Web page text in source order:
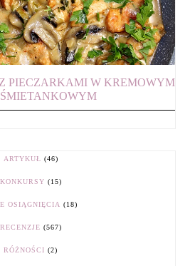
PIECZARKAMI W KREMOWYM
ŚMIETANKOWYM
ARTYKUŁ (46)
KONKURSY (15)
OSIĄGNIĘCIA (18)
RECENZJE (567)
RÓŻNOŚCI (2)